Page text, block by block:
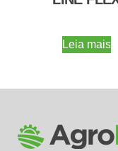
Leia mais